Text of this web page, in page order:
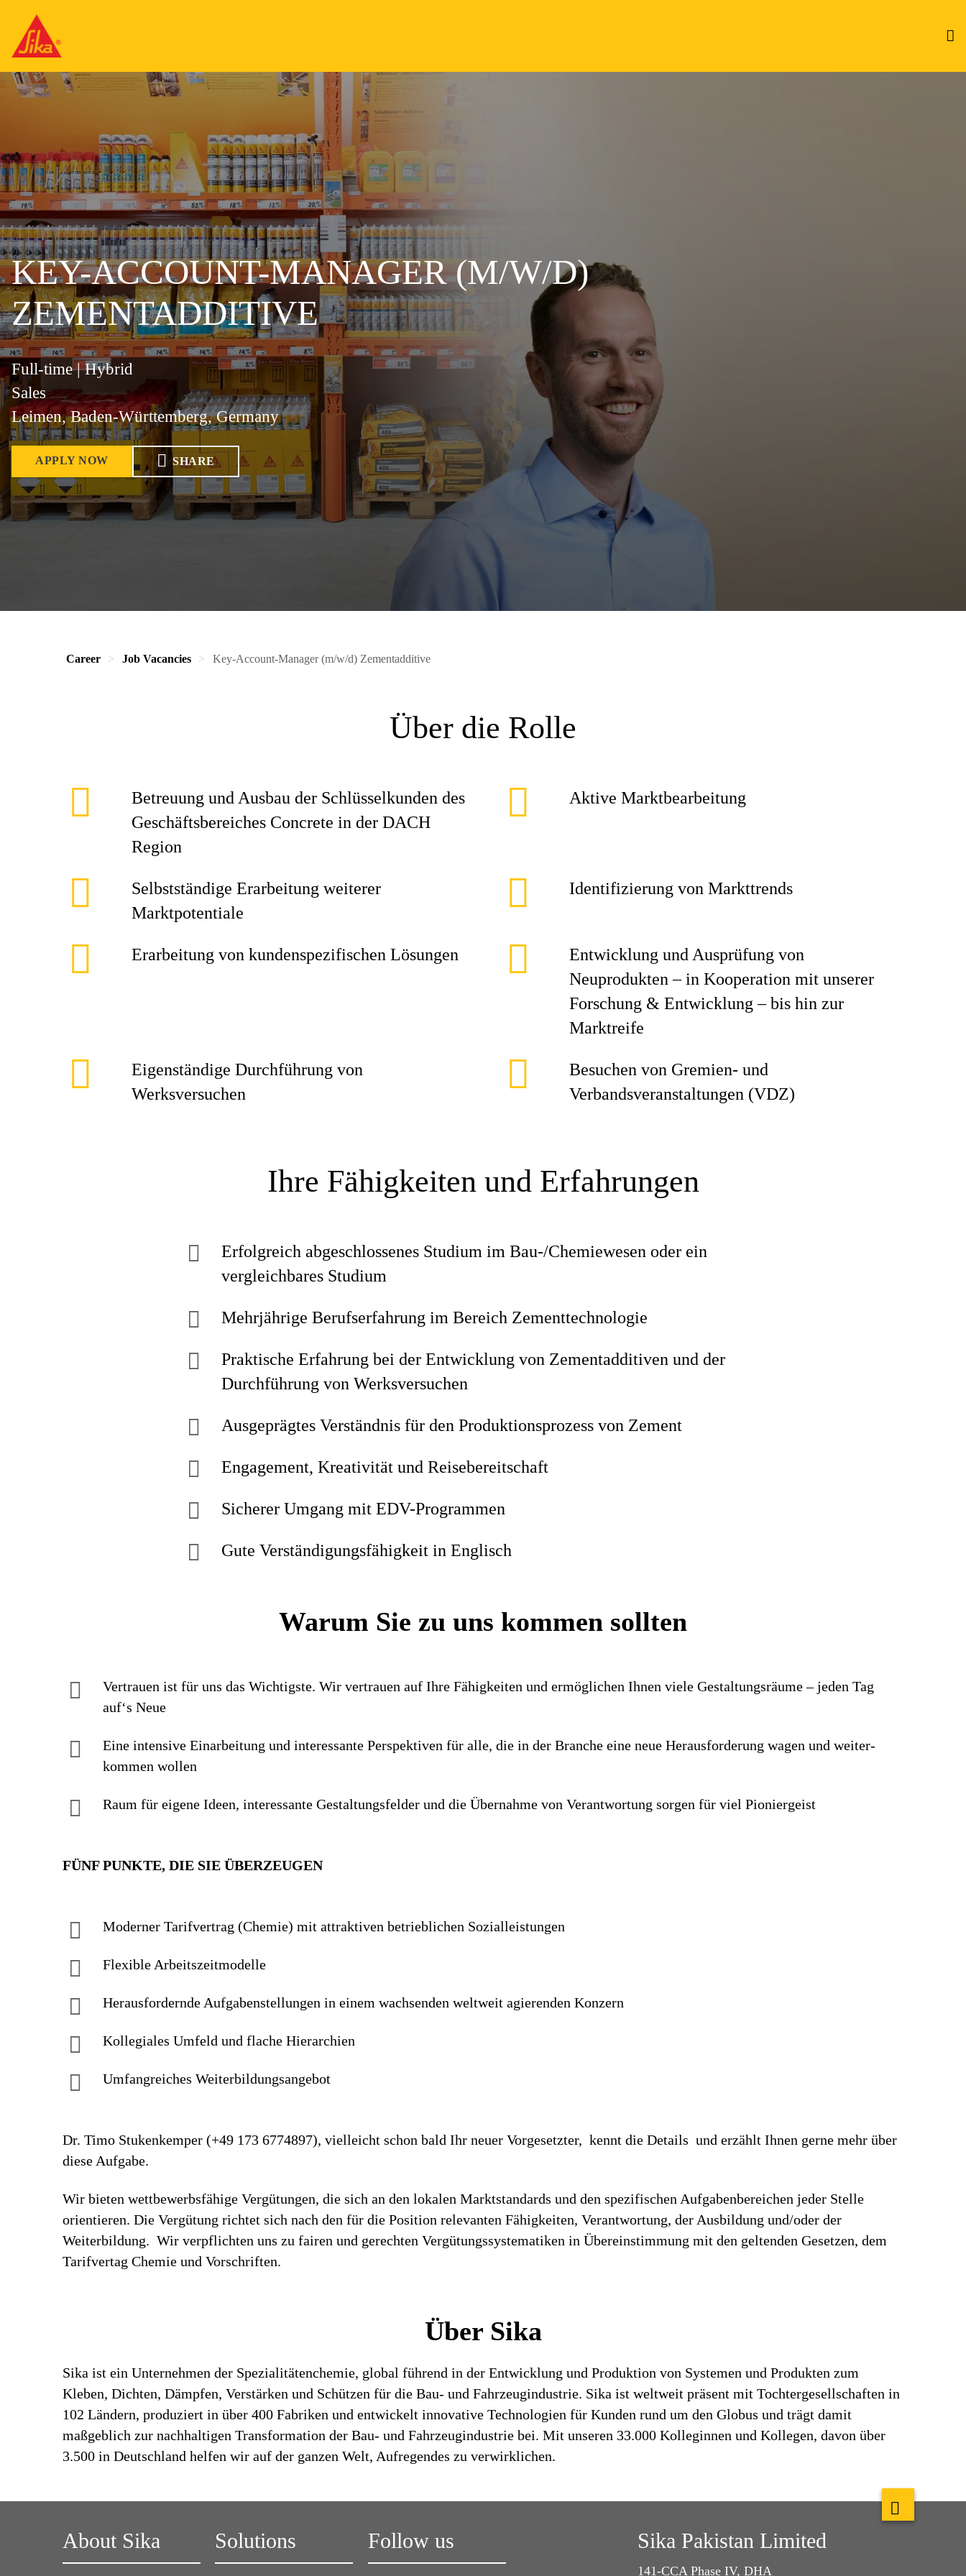
KEY-ACCOUNT-MANAGER (M/W/D)
ZEMENTADDITIVE
Full-time | Hybrid
Sales
Leimen, Baden-Württemberg, Germany
APPLY NOW SHARE
Career Job Vacancies Key-Account-Manager (m/w/d) Zementadditive
Über die Rolle
Betreuung und Ausbau der Schlüsselkunden des
Geschäftsbereiches Concrete in der DACH
Region
Aktive Marktbearbeitung
Selbstständige Erarbeitung weiterer
Marktpotentiale
Identifizierung von Markttrends
Erarbeitung von kundenspezifischen Lösungen
Entwicklung und Ausprüfung von
Neuprodukten – in Kooperation mit unserer
Forschung & Entwicklung – bis hin zur
Marktreife
Eigenständige Durchführung von
Werksversuchen
Besuchen von Gremien- und
Verbandsveranstaltungen (VDZ)
Ihre Fähigkeiten und Erfahrungen
Erfolgreich abgeschlossenes Studium im Bau-/Chemiewesen oder ein
vergleichbares Studium
Mehrjährige Berufserfahrung im Bereich Zementtechnologie
Praktische Erfahrung bei der Entwicklung von Zementadditiven und der
Durchführung von Werksversuchen
Ausgeprägtes Verständnis für den Produktionsprozess von Zement
Engagement, Kreativität und Reisebereitschaft
Sicherer Umgang mit EDV-Programmen
Gute Verständigungsfähigkeit in Englisch
Warum Sie zu uns kommen sollten
Vertrauen ist für uns das Wichtigste. Wir vertrauen auf Ihre Fähig­keiten und ermög­lichen Ihnen viele Gestaltungs­räume – jeden Tag
auf‘s Neue
Eine intensive Einarbei­tung und interes­sante Perspek­tiven für alle, die in der Branche eine neue Heraus­forderung wagen und weiter­
kommen wollen
Raum für eigene Ideen, inte­res­sante Ge­stal­tungs­felder und die Über­nahme von Ver­ant­wor­tung sorgen für viel Pionier­geist
FÜNF PUNKTE, DIE SIE ÜBERZEUGEN
Moderner Tarif­vertrag (Chemie) mit attraktiven betrieb­lichen Sozial­leistungen
Flexible Arbeitszeitmodelle
Herausfordernde Aufgaben­stellungen in einem wachsenden welt­weit agierenden Konzern
Kollegiales Um­feld und flache Hierarchien
Umfangreiches Weiter­bildungs­an­gebot
Dr. Timo Stukenkemper (+49 173 6774897), vielleicht schon bald Ihr neuer Vorgesetzter, kennt die Details und erzählt Ihnen gerne mehr über
diese Aufgabe.
Wir bieten wettbewerbsfähige Vergütungen, die sich an den lokalen Marktstandards und den spezifischen Aufgabenbereichen jeder Stelle
orientieren. Die Vergütung richtet sich nach den für die Position relevanten Fähigkeiten, Verantwortung, der Ausbildung und/oder der
Weiterbildung. Wir verpflichten uns zu fairen und gerechten Vergütungssystematiken in Übereinstimmung mit den geltenden Gesetzen, dem
Tarifvertag Chemie und Vorschriften.
Über Sika
Sika ist ein Unternehmen der Spezialitätenchemie, global führend in der Entwicklung und Produktion von Systemen und Produkten zum
Kleben, Dichten, Dämpfen, Verstärken und Schützen für die Bau- und Fahrzeugindustrie. Sika ist weltweit präsent mit Tochtergesellschaften in
102 Ländern, produziert in über 400 Fabriken und entwickelt innovative Technologien für Kunden rund um den Globus und trägt damit
maßgeblich zur nachhaltigen Transformation der Bau- und Fahrzeugindustrie bei. Mit unseren 33.000 Kolleginnen und Kollegen, davon über
3.500 in Deutschland helfen wir auf der ganzen Welt, Aufregendes zu verwirklichen.
About Sika Solutions Follow us Sika Pakistan Limited
141-CCA Phase IV, DHA